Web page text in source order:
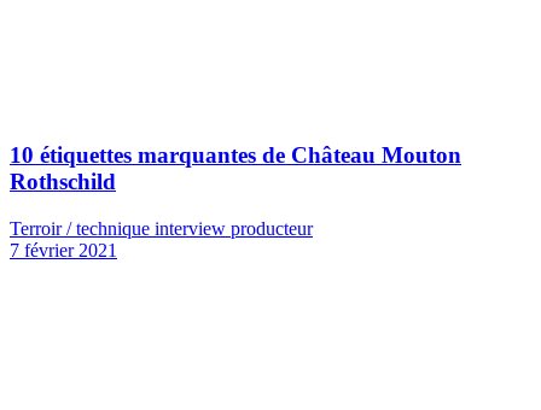
10 étiquettes marquantes de Château Mouton
Rothschild
Terroir / technique interview producteur
7 février 2021